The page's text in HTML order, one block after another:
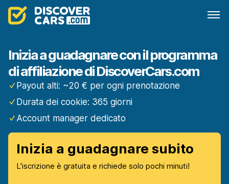
Inizia a guadagnare con il programma
di affiliazione di DiscoverCars.com
Payout alti: ~20 € per ogni prenotazione
Durata dei cookie: 365 giorni
Account manager dedicato
Inizia a guadagnare subito
L'iscrizione è gratuita e richiede solo pochi minuti!